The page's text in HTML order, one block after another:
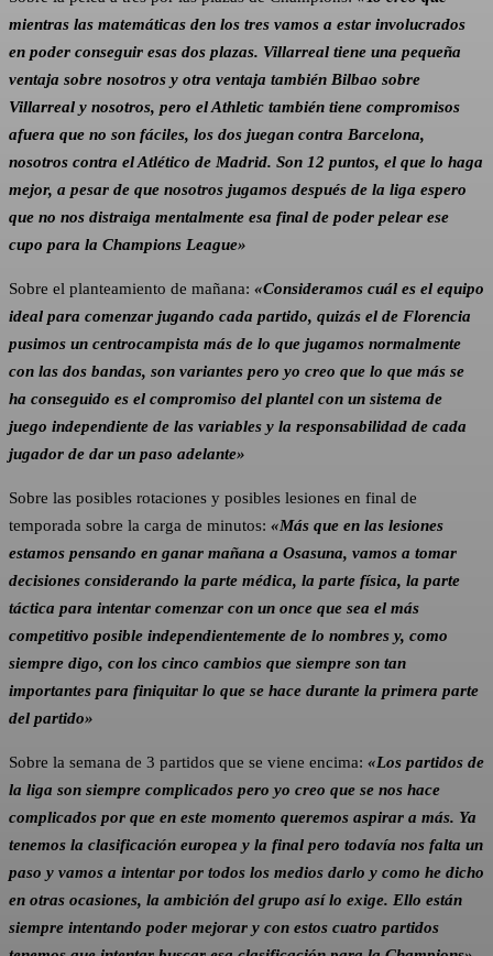
mientras las matemáticas den los tres vamos a estar involucrados
en poder conseguir esas dos plazas. Villarreal tiene una pequeña
ventaja sobre nosotros y otra ventaja también Bilbao sobre
Villarreal y nosotros, pero el Athletic también tiene compromisos
afuera que no son fáciles, los dos juegan contra Barcelona,
nosotros contra el Atlético de Madrid. Son 12 puntos, el que lo haga
mejor, a pesar de que nosotros jugamos después de la liga espero
que no nos distraiga mentalmente esa final de poder pelear ese
cupo para la Champions League»
Sobre el planteamiento de mañana: «Consideramos cuál es el equipo
ideal para comenzar jugando cada partido, quizás el de Florencia
pusimos un centrocampista más de lo que jugamos normalmente
con las dos bandas, son variantes pero yo creo que lo que más se
ha conseguido es el compromiso del plantel con un sistema de
juego independiente de las variables y la responsabilidad de cada
jugador de dar un paso adelante»
Sobre las posibles rotaciones y posibles lesiones en final de
temporada sobre la carga de minutos: «Más que en las lesiones
estamos pensando en ganar mañana a Osasuna, vamos a tomar
decisiones considerando la parte médica, la parte física, la parte
táctica para intentar comenzar con un once que sea el más
competitivo posible independientemente de lo nombres y, como
siempre digo, con los cinco cambios que siempre son tan
importantes para finiquitar lo que se hace durante la primera parte
del partido»
Sobre la semana de 3 partidos que se viene encima: «Los partidos de
la liga son siempre complicados pero yo creo que se nos hace
complicados por que en este momento queremos aspirar a más. Ya
tenemos la clasificación europea y la final pero todavía nos falta un
paso y vamos a intentar por todos los medios darlo y como he dicho
en otras ocasiones, la ambición del grupo así lo exige. Ello están
siempre intentando poder mejorar y con estos cuatro partidos